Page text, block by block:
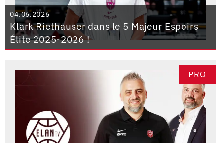
04.06.2026
Klark Riethauser dans le 5 Majeur Espoirs
Élite 2025-2026 !
PRO